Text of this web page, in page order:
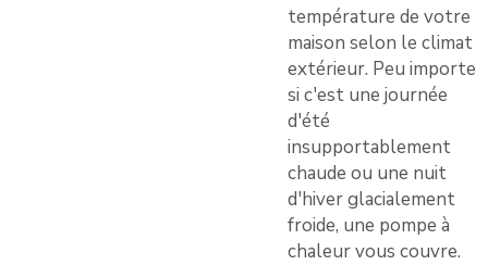
température de votre
maison selon le climat
extérieur. Peu importe
si c'est une journée
d'été
insupportablement
chaude ou une nuit
d'hiver glacialement
froide, une pompe à
chaleur vous couvre.